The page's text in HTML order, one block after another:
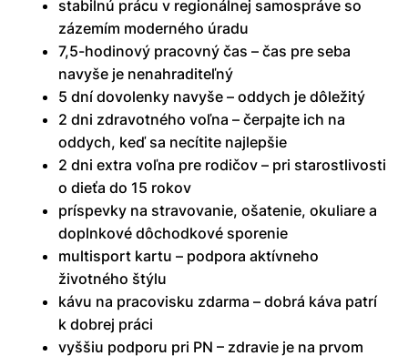
stabilnú prácu v regionálnej samospráve so
zázemím moderného úradu
7,5-hodinový pracovný čas – čas pre seba
navyše je nenahraditeľný
5 dní dovolenky navyše – oddych je dôležitý
2 dni zdravotného voľna – čerpajte ich na
oddych, keď sa necítite najlepšie
2 dni extra voľna pre rodičov – pri starostlivosti
o dieťa do 15 rokov
príspevky na stravovanie, ošatenie, okuliare a
doplnkové dôchodkové sporenie
multisport kartu – podpora aktívneho
životného štýlu
kávu na pracovisku zdarma – dobrá káva patrí
k dobrej práci
vyššiu podporu pri PN – zdravie je na prvom